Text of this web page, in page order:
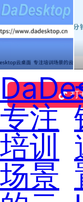
专注
培训
场景
打